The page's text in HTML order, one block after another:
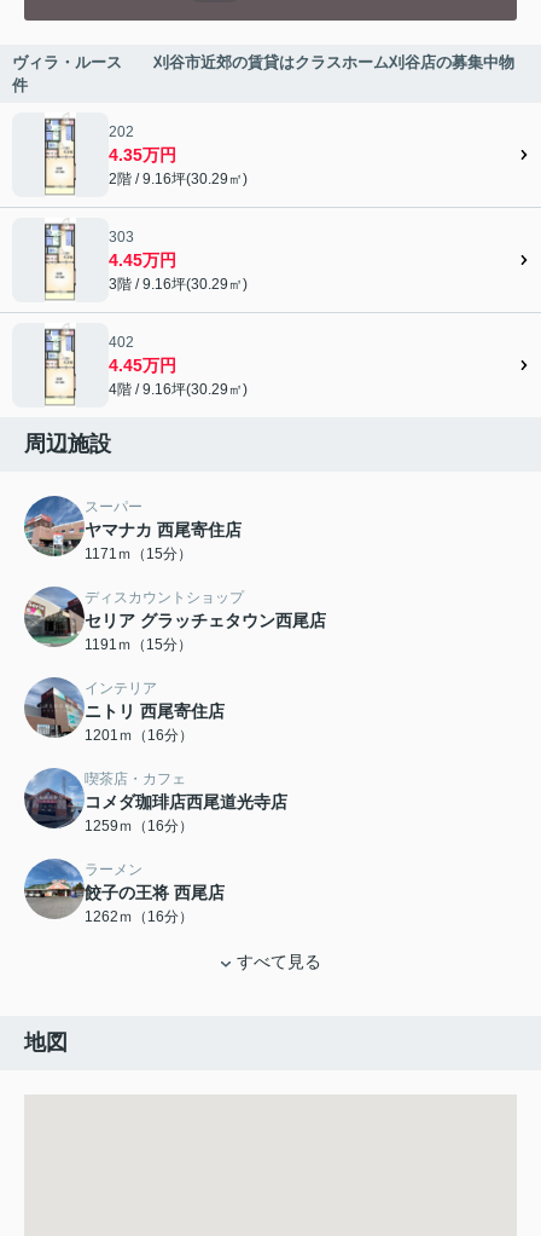
ヴィラ・ルース 刈谷市近郊の賃貸はクラスホーム刈谷店の募集中物
件
202
4.35万円
2階 / 9.16坪(30.29㎡)
303
4.45万円
3階 / 9.16坪(30.29㎡)
402
4.45万円
4階 / 9.16坪(30.29㎡)
周辺施設
スーパー
ヤマナカ 西尾寄住店
1171ｍ（15分）
ディスカウントショップ
セリア グラッチェタウン西尾店
1191ｍ（15分）
インテリア
ニトリ 西尾寄住店
1201ｍ（16分）
喫茶店・カフェ
コメダ珈琲店西尾道光寺店
1259ｍ（16分）
ラーメン
餃子の王将 西尾店
1262ｍ（16分）
すべて見る
地図